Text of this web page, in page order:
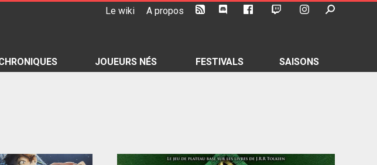
Le wiki A propos
JOUEURS NÉS FESTIVALS SAISONS